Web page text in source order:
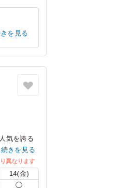
れてい
を見る
気を誇る
南蛮をご
食出来ま
続きを見る
異なります
14(金)
◯